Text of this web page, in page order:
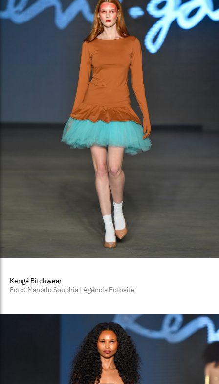
Kengá Bitchwear
Foto: Marcelo Soubhia | Agência Fotosite